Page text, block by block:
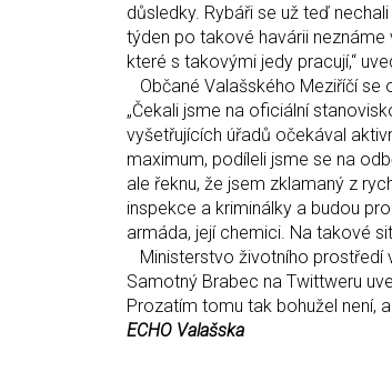
důsledky. Rybáři se už teď
týden po takové havárii
které s takovými jedy pracují,“
Občané Valašského Meziříčí se
„Čekali jsme na oficiální
vyšetřujících úřadů očekával
maximum, podíleli jsme se na
ale řeknu, že jsem zklamaný z
inspekce a kriminálky a budou
armáda, její chemici. Na takové
Ministerstvo životního prostředí
Samotný Brabec na Twittweru
Prozatím tomu tak bohužel není,
ECHO Valašska